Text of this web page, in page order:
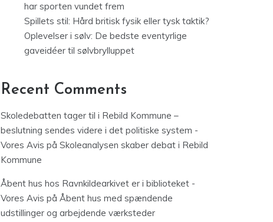
har sporten vundet frem
Spillets stil: Hård britisk fysik eller tysk taktik?
Oplevelser i sølv: De bedste eventyrlige
gaveidéer til sølvbrylluppet
Recent Comments
Skoledebatten tager til i Rebild Kommune –
beslutning sendes videre i det politiske system -
Vores Avis på Skoleanalysen skaber debat i Rebild
Kommune
Åbent hus hos Ravnkildearkivet er i biblioteket -
Vores Avis på Åbent hus med spændende
udstillinger og arbejdende værksteder